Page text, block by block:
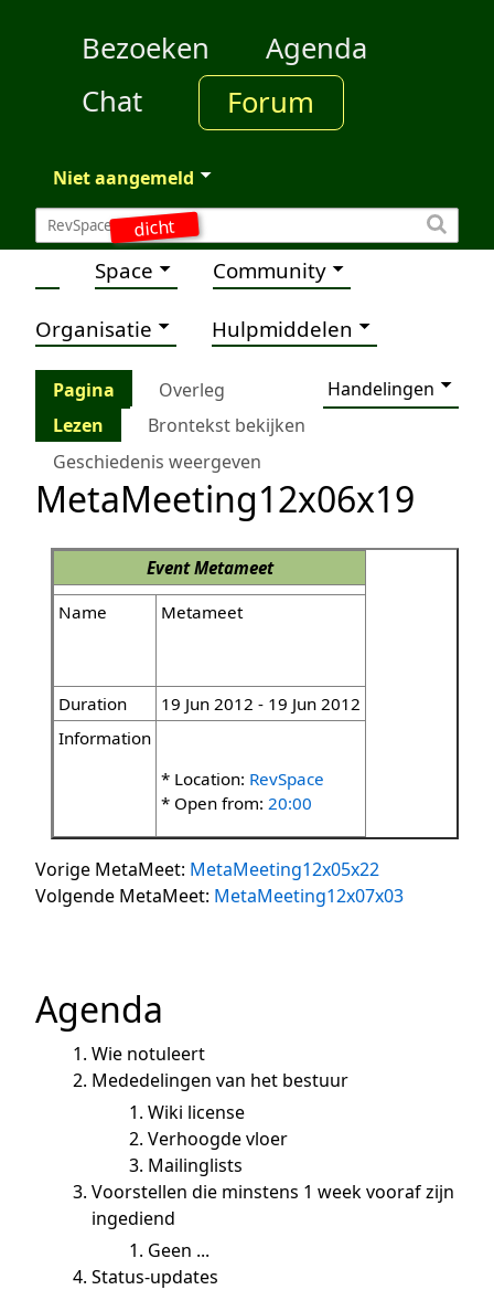
dicht
Bezoeken
Agenda
Chat
Forum
Niet aangemeld
Space Community
Organisatie Hulpmiddelen
Pagina Overleg
Handelingen
Lezen
Brontekst bekijken
Geschiedenis weergeven
MetaMeeting12x06x19
EventMetameet
Name
Metameet
Duration
19 Jun 2012 - 19 Jun 2012
Information
* Location: RevSpace
* Open from: 20:00
Vorige MetaMeet: MetaMeeting12x05x22
Volgende MetaMeet: MetaMeeting12x07x03
Agenda
Wie notuleert
Mededelingen van het bestuur
Wiki license
Verhoogde vloer
Mailinglists
Voorstellen die minstens 1 week vooraf zijn
ingediend
Geen ...
Status-updates